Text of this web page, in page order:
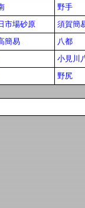
野手
市場砂原
須賀簡
簡易
八都
小見川
野尻